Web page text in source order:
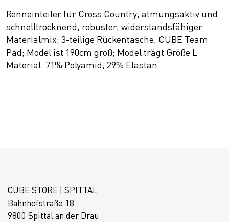
Renneinteiler für Cross Country; atmungsaktiv und
schnelltrocknend; robuster, widerstandsfähiger
Materialmix; 3-teilige Rückentasche, CUBE Team
Pad; Model ist 190cm groß; Model trägt Größe L
Material: 71% Polyamid; 29% Elastan
CUBE STORE | SPITTAL
Bahnhofstraße 18
9800 Spittal an der Drau